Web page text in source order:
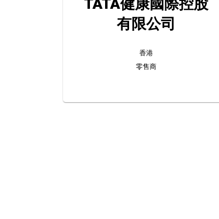
TATA健康國際控股
有限公司
香港
零售商